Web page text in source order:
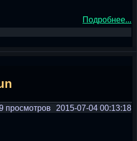
Подробнее...
2015-07-04 00:13:18
просмотров